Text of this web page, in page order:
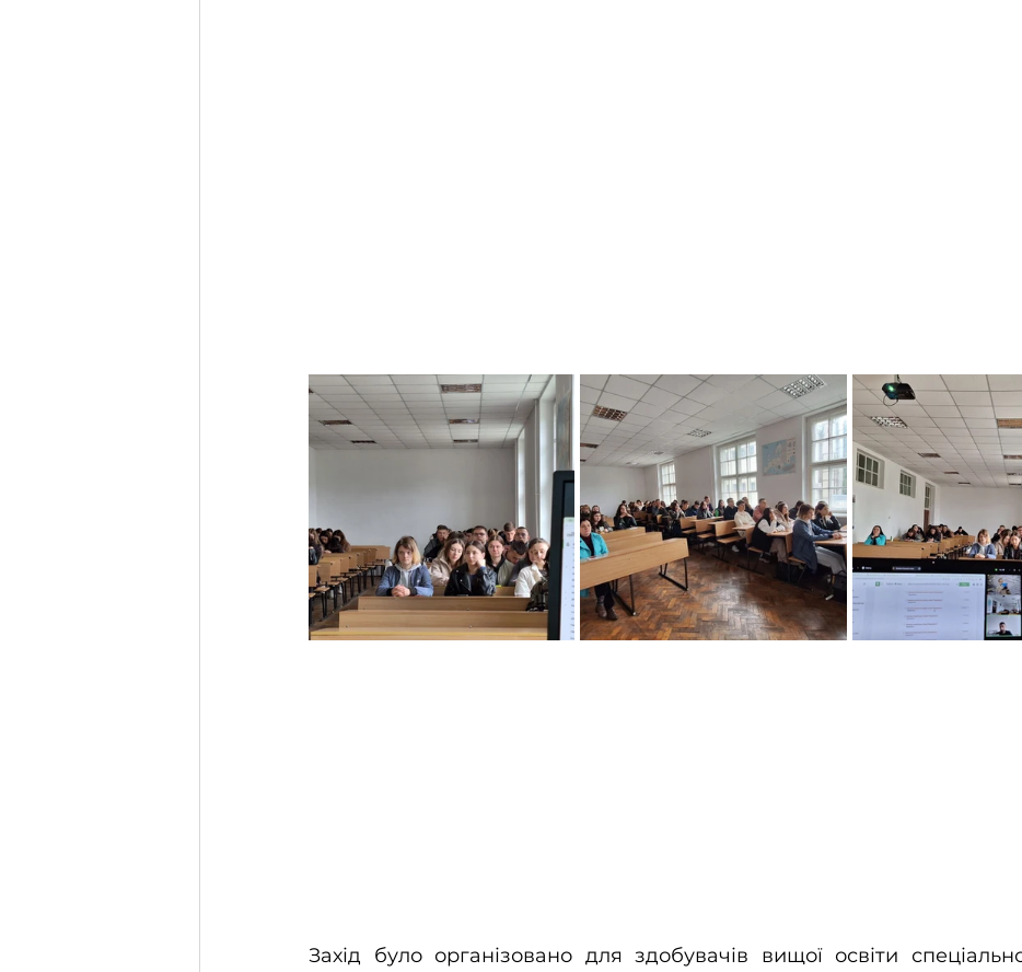
Захід було організовано для здобувачів вищої освіти